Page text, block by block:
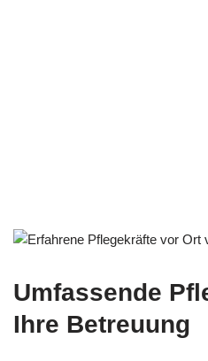
Umfassende
Ihre Betreuung